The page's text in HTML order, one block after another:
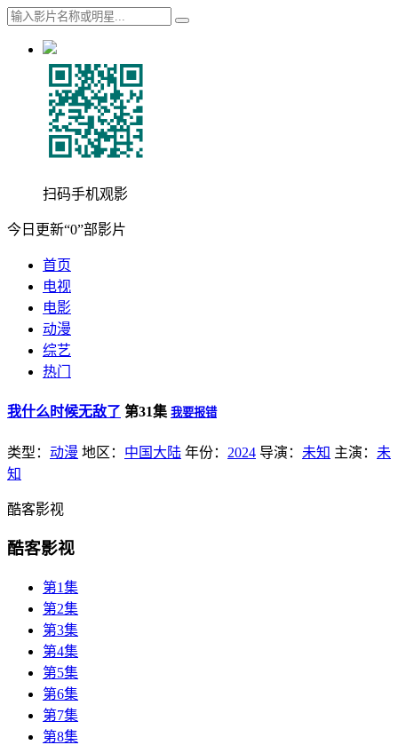
扫码手机观影
今日更新“0”部影片
首页
电视
电影
动漫
综艺
热门
我什么时候无敌了 第31集 我要报错
类型： 动漫 地区： 中国大陆 年份： 2024 导演： 未知 主演： 未
知
酷客影视
酷客影视
第1集
第2集
第3集
第4集
第5集
第6集
第7集
第8集